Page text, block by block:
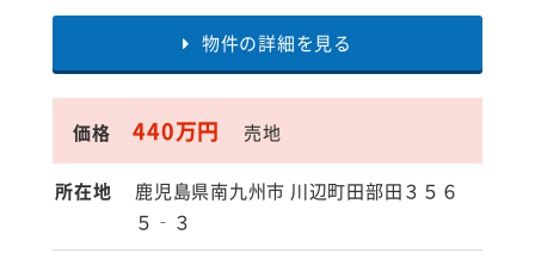
物件の詳細を見る
価格 440万円 売地
所在地
鹿児島県南九州市 川辺町田部田３５６
５‐３